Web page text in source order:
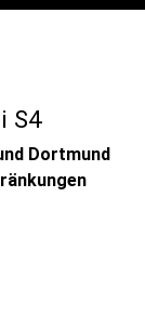
S4
Dortmund